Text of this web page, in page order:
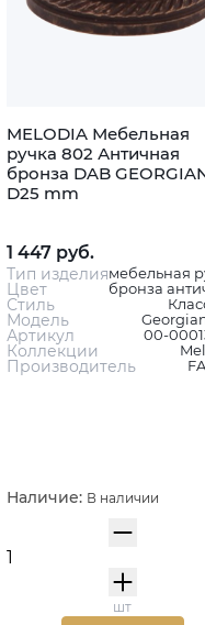
MELODIA Мебельная
ручка 802 Античная
бронза DAB
D25 mm
1 447 руб.
Тип изделиямебельная
Цвет бронза
Стиль
Модель
Артикул 00-
Коллекции
Производитель
Наличие: В наличии
шт